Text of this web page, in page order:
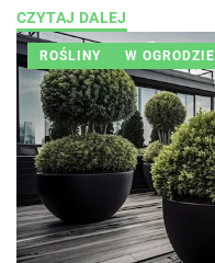
CZYTAJ DALEJ
ROŚLINY W OGRODZIE